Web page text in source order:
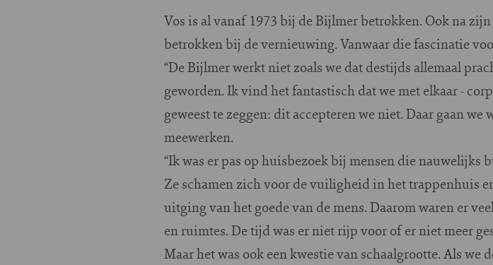
Vos is al vanaf 1973 bij de Bijlmer betrokken. Ook na
betrokken bij de vernieuwing. Vanwaar die fascinatie
“De Bijlmer werkt niet zoals we dat destijds allemaal
geworden. Ik vind het fantastisch dat we met elkaar -
geweest te zeggen: dit accepteren we niet. Daar gaan
meewerken.
“Ik was er pas op huisbezoek bij mensen die
Ze schamen zich voor de vuiligheid in het trappenhuis
uitging van het goede van de mens. Daarom waren er
en ruimtes. De tijd was er niet rijp voor of er niet meer
Maar het was ook een kwestie van schaalgrootte. Als